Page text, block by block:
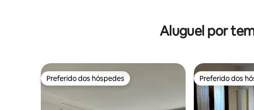
Aluguel por
Preferido dos hóspedes
Preferido dos hóspedes Preferido dos
Preferido dos